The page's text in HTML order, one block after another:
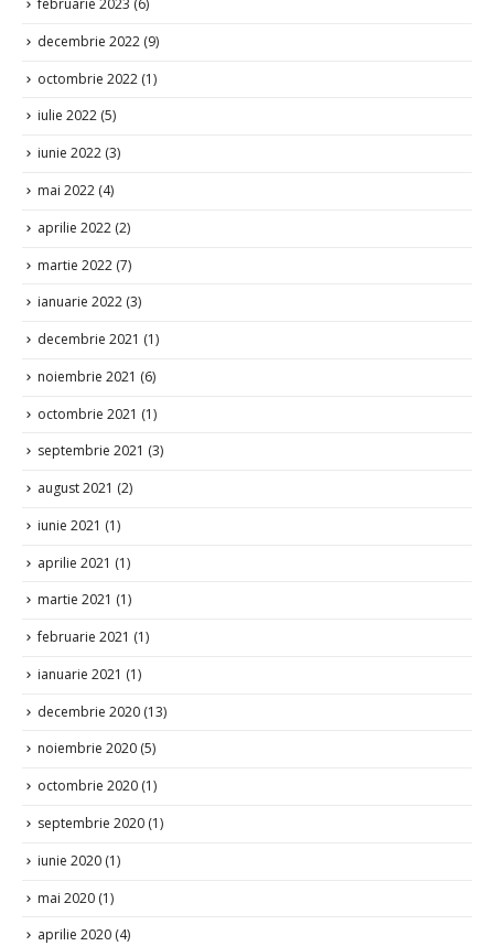
februarie 2023 (6)
decembrie 2022 (9)
octombrie 2022 (1)
iulie 2022 (5)
iunie 2022 (3)
mai 2022 (4)
aprilie 2022 (2)
martie 2022 (7)
ianuarie 2022 (3)
decembrie 2021 (1)
noiembrie 2021 (6)
octombrie 2021 (1)
septembrie 2021 (3)
august 2021 (2)
iunie 2021 (1)
aprilie 2021 (1)
martie 2021 (1)
februarie 2021 (1)
ianuarie 2021 (1)
decembrie 2020 (13)
noiembrie 2020 (5)
octombrie 2020 (1)
septembrie 2020 (1)
iunie 2020 (1)
mai 2020 (1)
aprilie 2020 (4)